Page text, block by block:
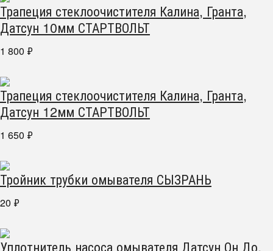
Трапеция стеклоочистителя Калина, Гранта,
Датсун 10мм СТАРТВОЛЬТ
1 800 ₽
Трапеция стеклоочистителя Калина, Гранта,
Датсун 12мм СТАРТВОЛЬТ
1 650 ₽
Тройник трубки омывателя СЫЗРАНЬ
20 ₽
Уплотнитель насоса омывателя Датсун Он До,